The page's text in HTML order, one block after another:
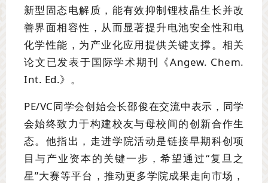
新型固态电解质，能有效抑制锂枝晶生长并改
善界面相容性，从而显著提升电池安全性和电
化学性能，为产业化应用提供关键支撑。相关
论文已发表于国际学术期刊《Angew. Chem.
Int. Ed.》。
PE/VC同学会创始会长邵俊在交流中表示，同学
会始终致力于构建校友与母校间的创新合作生
态。他指出，走进学院活动是链接早期科创项
目与产业资本的关键一步，希望通过“复旦之
星”大赛等平台，推动更多学院成果走向市场，